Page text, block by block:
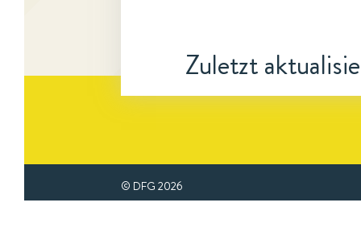
Zuletzt
© DFG 2026